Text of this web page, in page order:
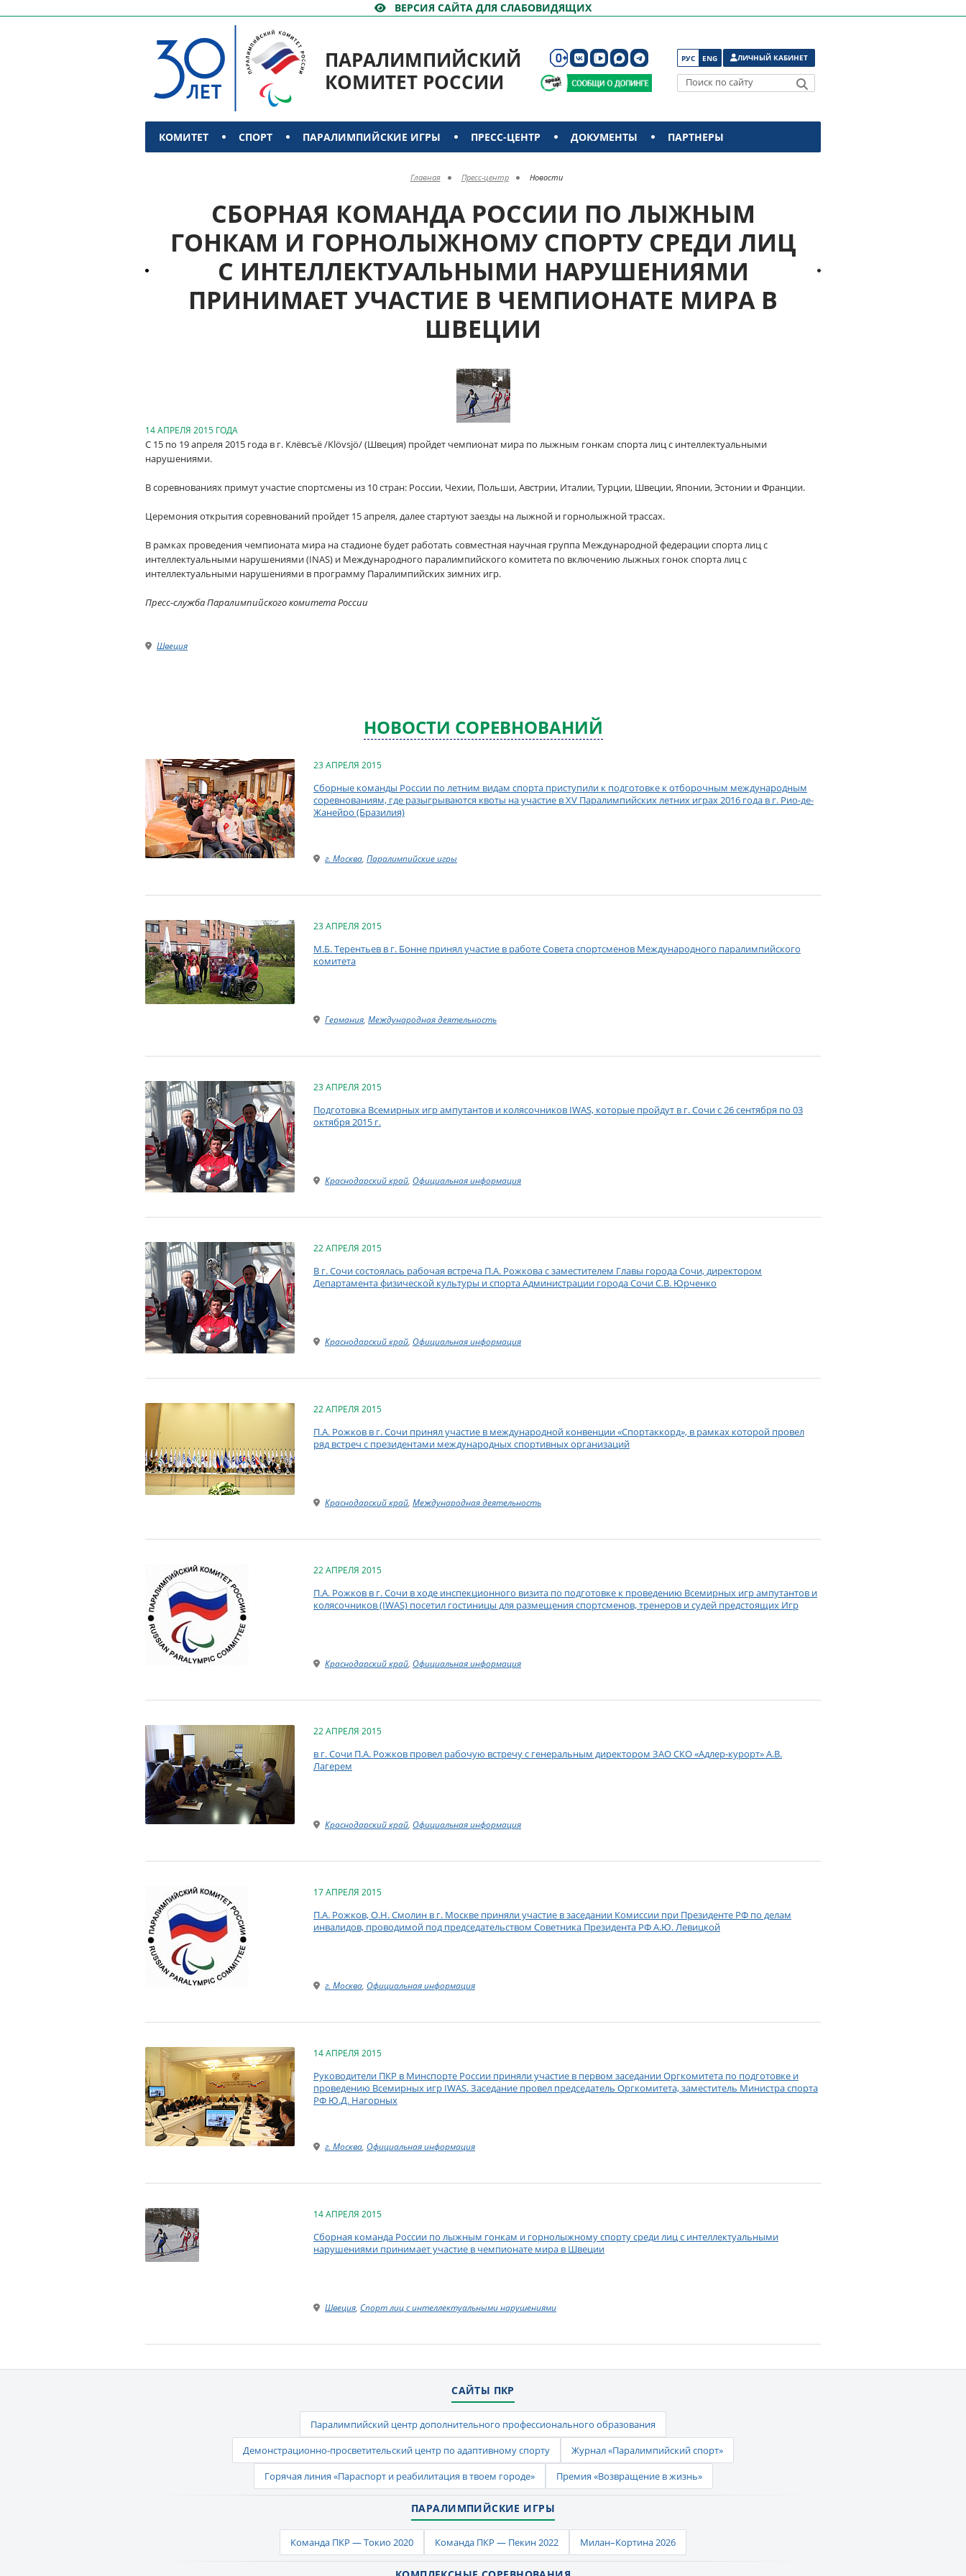
ВЕРСИЯ САЙТА ДЛЯ СЛАБОВИДЯЩИХ
ПАРАЛИМПИЙСКИЙ
КОМИТЕТ РОССИИ
РУС ENG ЛИЧНЫЙ КАБИНЕТ
Поиск по сайту
КОМИТЕТ СПОРТ ПАРАЛИМПИЙСКИЕ ИГРЫ ПРЕСС-ЦЕНТР ДОКУМЕНТЫ ПАРТНЕРЫ
Главная Пресс-центр Новости
СБОРНАЯ КОМАНДА РОССИИ ПО ЛЫЖНЫМ
ГОНКАМ И ГОРНОЛЫЖНОМУ СПОРТУ СРЕДИ ЛИЦ
С ИНТЕЛЛЕКТУАЛЬНЫМИ НАРУШЕНИЯМИ
ПРИНИМАЕТ УЧАСТИЕ В ЧЕМПИОНАТЕ МИРА В
ШВЕЦИИ
14 АПРЕЛЯ 2015 ГОДА
С 15 по 19 апреля 2015 года в г. Клёвсъё /Klövsjö/ (Швеция) пройдет чемпионат мира по лыжным гонкам спорта лиц с интеллектуальными
нарушениями.
В соревнованиях примут участие спортсмены из 10 стран: России, Чехии, Польши, Австрии, Италии, Турции, Швеции, Японии, Эстонии и Франции.
Церемония открытия соревнований пройдет 15 апреля, далее стартуют заезды на лыжной и горнолыжной трассах.
В рамках проведения чемпионата мира на стадионе будет работать совместная научная группа Международной федерации спорта лиц с
интеллектуальными нарушениями (INAS) и Международного паралимпийского комитета по включению лыжных гонок спорта лиц с
интеллектуальными нарушениями в программу Паралимпийских зимних игр.
Пресс-служба Паралимпийского комитета России
Швеция
НОВОСТИ СОРЕВНОВАНИЙ
23 АПРЕЛЯ 2015
Сборные команды России по летним видам спорта приступили к подготовке к отборочным международным
соревнованиям, где разыгрываются квоты на участие в XV Паралимпийских летних играх 2016 года в г. Рио-де-
Жанейро (Бразилия)
г. Москва, Паралимпийские игры
23 АПРЕЛЯ 2015
М.Б. Терентьев в г. Бонне принял участие в работе Совета спортсменов Международного паралимпийского
комитета
Германия, Международная деятельность
23 АПРЕЛЯ 2015
Подготовка Всемирных игр ампутантов и колясочников IWAS, которые пройдут в г. Сочи с 26 сентября по 03
октября 2015 г.
Краснодарский край, Официальная информация
22 АПРЕЛЯ 2015
В г. Сочи состоялась рабочая встреча П.А. Рожкова с заместителем Главы города Сочи, директором
Департамента физической культуры и спорта Администрации города Сочи С.В. Юрченко
Краснодарский край, Официальная информация
22 АПРЕЛЯ 2015
П.А. Рожков в г. Сочи принял участие в международной конвенции «Спортаккорд», в рамках которой провел
ряд встреч с президентами международных спортивных организаций
Краснодарский край, Международная деятельность
22 АПРЕЛЯ 2015
П.А. Рожков в г. Сочи в ходе инспекционного визита по подготовке к проведению Всемирных игр ампутантов и
колясочников (IWAS) посетил гостиницы для размещения спортсменов, тренеров и судей предстоящих Игр
Краснодарский край, Официальная информация
22 АПРЕЛЯ 2015
в г. Сочи П.А. Рожков провел рабочую встречу с генеральным директором ЗАО СКО «Адлер-курорт» А.В.
Лагерем
Краснодарский край, Официальная информация
17 АПРЕЛЯ 2015
П.А. Рожков, О.Н. Смолин в г. Москве приняли участие в заседании Комиссии при Президенте РФ по делам
инвалидов, проводимой под председательством Советника Президента РФ А.Ю. Левицкой
г. Москва, Официальная информация
14 АПРЕЛЯ 2015
Руководители ПКР в Минспорте России приняли участие в первом заседании Оргкомитета по подготовке и
проведению Всемирных игр IWAS. Заседание провел председатель Оргкомитета, заместитель Министра спорта
РФ Ю.Д. Нагорных
г. Москва, Официальная информация
14 АПРЕЛЯ 2015
Сборная команда России по лыжным гонкам и горнолыжному спорту среди лиц с интеллектуальными
нарушениями принимает участие в чемпионате мира в Швеции
Швеция, Спорт лиц с интеллектуальными нарушениями
САЙТЫ ПКР
Паралимпийский центр дополнительного профессионального образования
Демонстрационно-просветительский центр по адаптивному спорту
Журнал «Паралимпийский спорт»
Горячая линия «Параспорт и реабилитация в твоем городе»
Премия «Возвращение в жизнь»
ПАРАЛИМПИЙСКИЕ ИГРЫ
Команда ПКР — Токио 2020 Команда ПКР — Пекин 2022 Милан–Кортина 2026